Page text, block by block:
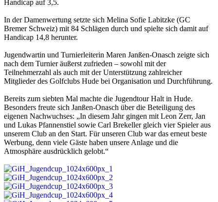
Handicap auf 3,5.
In der Damenwertung setzte sich Melina Sofie Labitzke (GC
Bremer Schweiz) mit 84 Schlägen durch und spielte sich damit auf
Handicap 14,8 herunter.
Jugendwartin und Turnierleiterin Maren Janßen-Onasch zeigte sich
nach dem Turnier äußerst zufrieden – sowohl mit der
Teilnehmerzahl als auch mit der Unterstützung zahlreicher
Mitglieder des Golfclubs Hude bei Organisation und Durchführung.
Bereits zum siebten Mal machte die Jugendtour Halt in Hude.
Besonders freute sich Janßen-Onasch über die Beteiligung des
eigenen Nachwuchses: „In diesem Jahr gingen mit Leon Zerr, Jan
und Lukas Pfannenstiel sowie Carl Brekeller gleich vier Spieler aus
unserem Club an den Start. Für unseren Club war das erneut beste
Werbung, denn viele Gäste haben unsere Anlage und die
Atmosphäre ausdrücklich gelobt.“